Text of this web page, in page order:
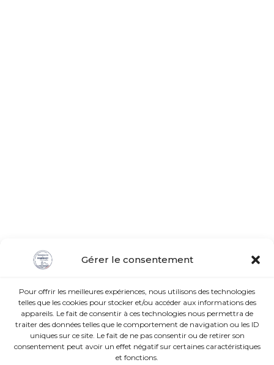
Gérer le consentement
Pour offrir les meilleures expériences, nous utilisons des technologies
telles que les cookies pour stocker et/ou accéder aux informations des
appareils. Le fait de consentir à ces technologies nous permettra de
traiter des données telles que le comportement de navigation ou les ID
uniques sur ce site. Le fait de ne pas consentir ou de retirer son
consentement peut avoir un effet négatif sur certaines caractéristiques
et fonctions.